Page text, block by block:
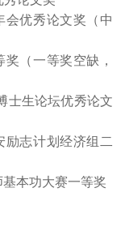
会优秀论文奖（中
（一等奖空缺，
士生论坛优秀论文
励志计划经济组二
本功大赛一等奖